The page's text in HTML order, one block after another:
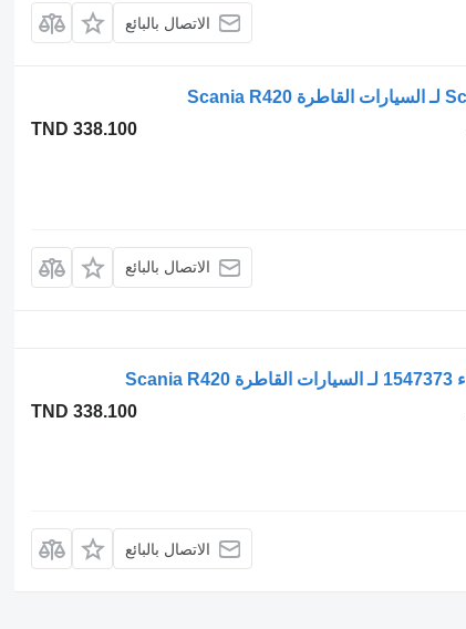
الاتصال بالبائع
TND 338.100
الاتصال بالبائع
TND 338.100
الاتصال بالبائع